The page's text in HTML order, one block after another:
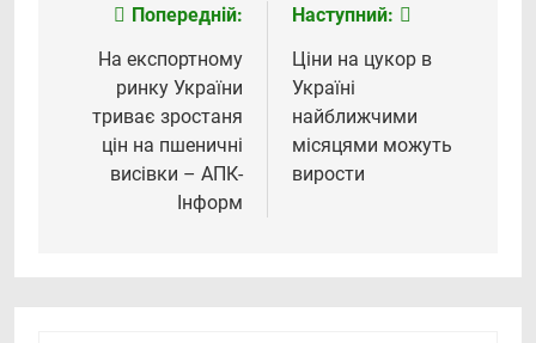
Навігація
записів
Попередній:
На експортному
ринку України
триває зростаня
цін на пшеничні
висівки – АПК-
Інформ
Наступний:
Ціни на цукор в
Україні
найближчими
місяцями можуть
вирости